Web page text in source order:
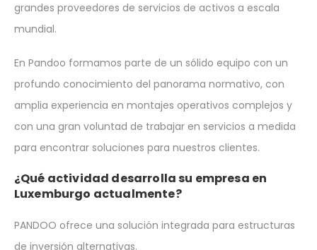
grandes proveedores de servicios de activos a escala
mundial.
En Pandoo formamos parte de un sólido equipo con un
profundo conocimiento del panorama normativo, con
amplia experiencia en montajes operativos complejos y
con una gran voluntad de trabajar en servicios a medida
para encontrar soluciones para nuestros clientes.
¿Qué actividad desarrolla su empresa en
Luxemburgo actualmente?
PANDOO ofrece una solución integrada para estructuras
de inversión alternativas.